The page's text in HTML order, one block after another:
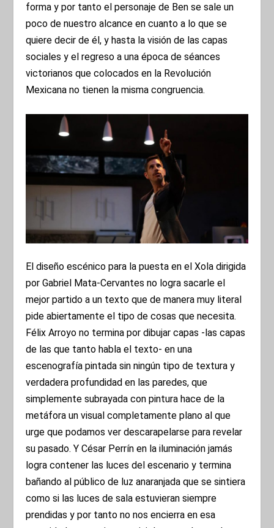
forma y por tanto el personaje de Ben se sale un
poco de nuestro alcance en cuanto a lo que se
quiere decir de él, y hasta la visión de las capas
sociales y el regreso a una época de séances
victorianos que colocados en la Revolución
Mexicana no tienen la misma congruencia.
El diseño escénico para la puesta en el Xola dirigida
por Gabriel Mata-Cervantes no logra sacarle el
mejor partido a un texto que de manera muy literal
pide abiertamente el tipo de cosas que necesita.
Félix Arroyo no termina por dibujar capas -las capas
de las que tanto habla el texto- en una
escenografía pintada sin ningún tipo de textura y
verdadera profundidad en las paredes, que
simplemente subrayada con pintura hace de la
metáfora un visual completamente plano al que
urge que podamos ver descarapelarse para revelar
su pasado. Y César Perrín en la iluminación jamás
logra contener las luces del escenario y termina
bañando al público de luz anaranjada que se sintiera
como si las luces de sala estuvieran siempre
prendidas y por tanto no nos encierra en esa